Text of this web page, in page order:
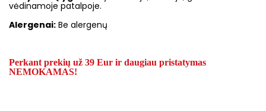
vėdinamoje patalpoje.
Alergenai: Be alergenų
Perkant prekių už 39 Eur ir daugiau pristatymas
NEMOKAMAS!